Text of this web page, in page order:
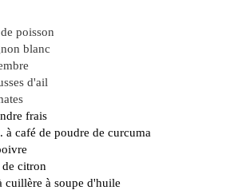
poisson
blanc
d'ail
frais
à café de poudre de curcuma
de citron
cuillère à soupe d'huile